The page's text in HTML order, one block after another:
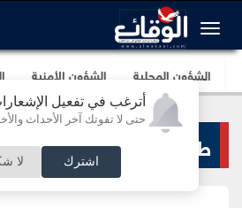
أترغب في تفعيل
حتى لا تفوتك آخر الأحداث
اشترك لا
الشؤون المحلية الشؤون الأمنية
طب و صحة